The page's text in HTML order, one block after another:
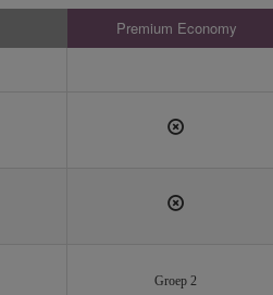
Premium Economy
Groep 2